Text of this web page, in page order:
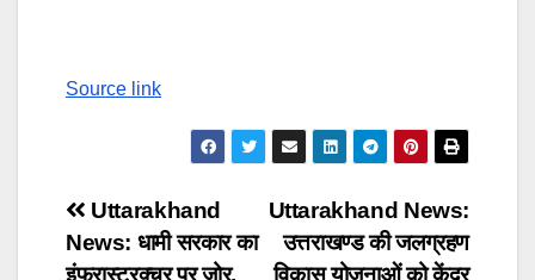
Source link
Post
navigation
Uttarakhand News:
उत्तराखण्ड की जलग्रहण
विकास योजनाओं को केंद्र
Uttarakhand
News: धामी सरकार का
इंफ्रास्ट्रक्चर पर जोर,